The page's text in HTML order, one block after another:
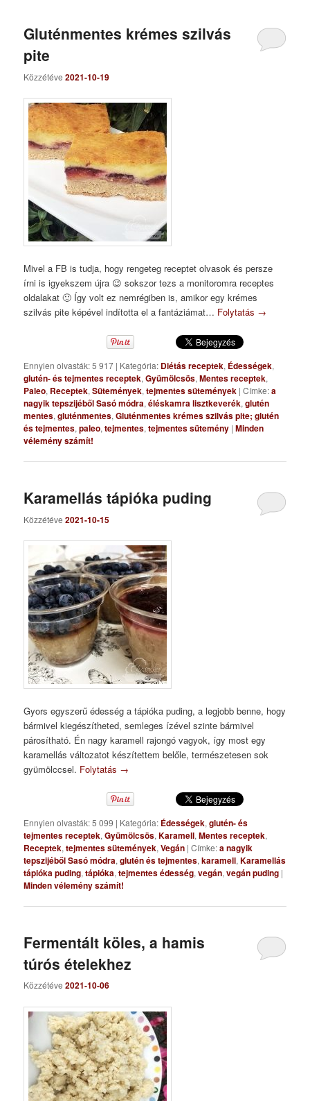
Gluténmentes krémes szilvás
pite
Közzétéve2021-10-19
Mivel a FB is tudja, hogy rengeteg receptet olvasok és persze
írni is igyekszem újra 😉 sokszor tezs a monitoromra receptes
oldalakat 🙂 Így volt ez nemrégiben is, amikor egy krémes
szilvás pite képével indította el a fantáziámat… Folytatás →
Ennyien olvasták: 5 917 | Kategória: Diétás receptek, Édességek,
glutén- és tejmentes receptek,Gyümölcsös,Mentes receptek,
Paleo, Receptek,Sütemények,tejmentes sütemények |Címke:a
nagyik tepszijéből Sasó módra,éléskamra lisztkeverék,glutén
mentes,gluténmentes,Gluténmentes krémes szilvás pite; glutén
és tejmentes,paleo,tejmentes,tejmentes sütemény |Minden
vélemény számít!
Karamellás tápióka puding
Közzétéve2021-10-15
Gyors egyszerű édesség a tápióka puding, a legjobb benne, hogy
bármivel kiegészítheted, semleges ízével szinte bármivel
párosítható. Én nagy karamell rajongó vagyok, így most egy
karamellás változatot készítettem belőle, természetesen sok
gyümölccsel. Folytatás →
Ennyien olvasták: 5 099 | Kategória: Édességek,glutén- és
tejmentes receptek,Gyümölcsös,Karamell,Mentes receptek,
Receptek,tejmentes sütemények,Vegán |Címke:a nagyik
tepszijéből Sasó módra,glutén és tejmentes,karamell,Karamellás
tápióka puding,tápióka,tejmentes édesség,vegán,vegán puding |
Minden vélemény számít!
Fermentált köles, a hamis
túrós ételekhez
Közzétéve2021-10-06